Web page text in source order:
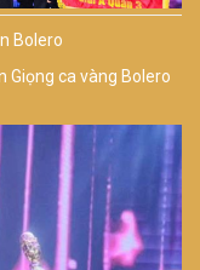
Bolero
Giọng ca vàng Bolero